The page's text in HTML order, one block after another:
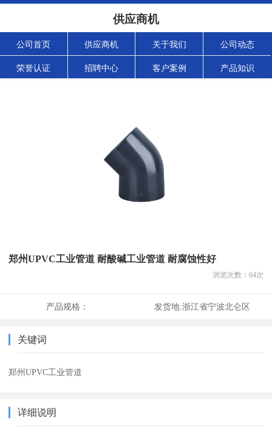
供应商机
公司首页 供应商机 关于我们 公司动态
荣誉认证 招聘中心 客户案例 产品知识
郑州UPVC工业管道 耐酸碱工业管道 耐腐蚀性好
浏览次数： 64次
产品规格： 发货地:浙江省宁波北仑区
关键词
郑州UPVC工业管道
详细说明